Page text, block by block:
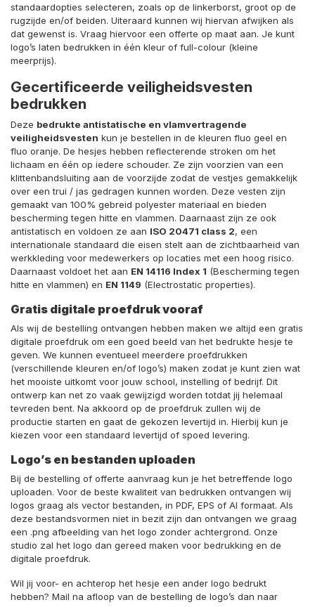
standaardopties selecteren, zoals op de linkerborst, groot op de
rugzijde en/of beiden. Uiteraard kunnen wij hiervan afwijken als
dat gewenst is. Vraag hiervoor een offerte op maat aan. Je kunt
logo’s laten bedrukken in één kleur of full-colour (kleine
meerprijs).
Gecertificeerde veiligheidsvesten
bedrukken
Deze bedrukte antistatische en vlamvertragende
veiligheidsvesten kun je bestellen in de kleuren fluo geel en
fluo oranje. De hesjes hebben reflecterende stroken om het
lichaam en één op iedere schouder. Ze zijn voorzien van een
klittenbandsluiting aan de voorzijde zodat de vestjes gemakkelijk
over een trui / jas gedragen kunnen worden. Deze vesten zijn
gemaakt van 100% gebreid polyester materiaal en bieden
bescherming tegen hitte en vlammen. Daarnaast zijn ze ook
antistatisch en voldoen ze aan ISO 20471 class 2, een
internationale standaard die eisen stelt aan de zichtbaarheid van
werkkleding voor medewerkers op locaties met een hoog risico.
Daarnaast voldoet het aan EN 14116 Index 1 (Bescherming tegen
hitte en vlammen) en EN 1149 (Electrostatic properties).
Gratis digitale proefdruk vooraf
Als wij de bestelling ontvangen hebben maken we altijd een gratis
digitale proefdruk om een goed beeld van het bedrukte hesje te
geven. We kunnen eventueel meerdere proefdrukken
(verschillende kleuren en/of logo’s) maken zodat je kunt zien wat
het mooiste uitkomt voor jouw school, instelling of bedrijf. Dit
ontwerp kan net zo vaak gewijzigd worden totdat jij helemaal
tevreden bent. Na akkoord op de proefdruk zullen wij de
productie starten en gaat de gekozen levertijd in. Hierbij kun je
kiezen voor een standaard levertijd of spoed levering.
Logo’s en bestanden uploaden
Bij de bestelling of offerte aanvraag kun je het betreffende logo
uploaden. Voor de beste kwaliteit van bedrukken ontvangen wij
logos graag als vector bestanden, in PDF, EPS of AI formaat. Als
deze bestandsvormen niet in bezit zijn dan ontvangen we graag
een .png afbeelding van het logo zonder achtergrond. Onze
studio zal het logo dan gereed maken voor bedrukking en de
digitale proefdruk.
Wil jij voor- en achterop het hesje een ander logo bedrukt
hebben? Mail na afloop van de bestelling de logo’s dan naar